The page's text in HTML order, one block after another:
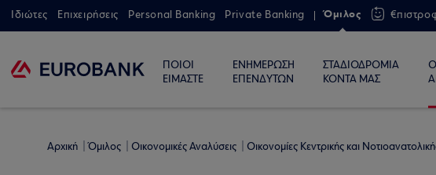
Ιδιώτες Επιχειρήσεις Personal Banking Private Banking Όμιλος
ΠΟΙΟΙ
ΕΙΜΑΣΤΕ
ΕΝΗΜΕΡΩΣΗ
ΕΠΕΝΔΥΤΩΝ
ΣΤΑΔΙΟΔΡΟΜΙΑ
ΚΟΝΤΑ ΜΑΣ
Αρχική Όμιλος Οικονομικές Αναλύσεις Οικονομίες Κεντρικής και